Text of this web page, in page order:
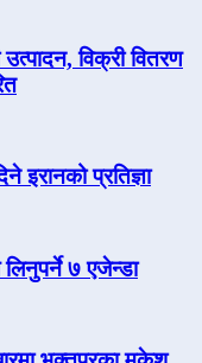
विक्री वितरण
प्रतिज्ञा
७ एजेन्डा